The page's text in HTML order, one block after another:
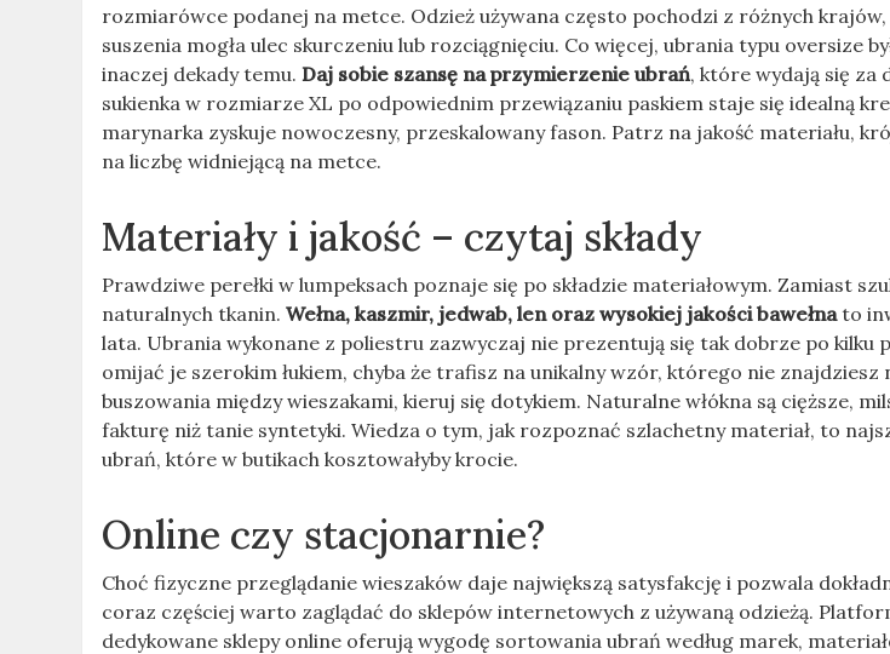
rozmiarówce podanej na metce. Odzież używana często pochodzi z różnych
suszenia mogła ulec skurczeniu lub rozciągnięciu. Co więcej, ubrania typu oversize
inaczej dekady temu. Daj sobie szansę na przymierzenie ubrań, które wydają się za
sukienka w rozmiarze XL po odpowiednim przewiązaniu paskiem staje się idealną
marynarka zyskuje nowoczesny, przeskalowany fason. Patrz na jakość materiału,
na liczbę widniejącą na metce.
Materiały i jakość – czytaj składy
Prawdziwe perełki w lumpeksach poznaje się po składzie materiałowym. Zamiast
naturalnych tkanin.Wełna, kaszmir, jedwab, len oraz wysokiej jakości bawełnato
lata. Ubrania wykonane z poliestru zazwyczaj nie prezentują się tak dobrze po kilku
omijać je szerokim łukiem, chyba że trafisz na unikalny wzór, którego nie znajdziesz
buszowania między wieszakami, kieruj się dotykiem. Naturalne włókna są cięższe,
fakturę niż tanie syntetyki. Wiedza o tym, jak rozpoznać szlachetny materiał, to
ubrań, które w butikach kosztowałyby krocie.
Online czy stacjonarnie?
Choć fizyczne przeglądanie wieszaków daje największą satysfakcję i pozwala
coraz częściej warto zaglądać do sklepów internetowych z używaną odzieżą.
dedykowane sklepy online oferują wygodę sortowania ubrań według marek,